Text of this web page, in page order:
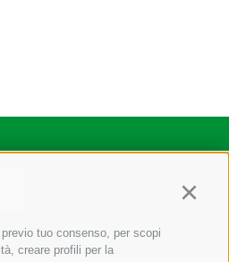
tuo consenso, per scopi
creare profili per la